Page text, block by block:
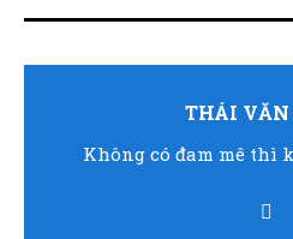
THÁI VĂN
Không có đam mê thì